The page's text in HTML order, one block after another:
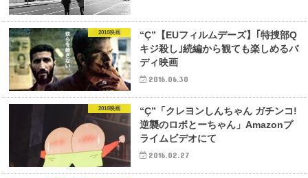
2016映画
“Ç”【EUフィルムデーズ】｢特捜部Q
キジ殺し｣続編から観ても楽しめるバ
ディ映画
2016.06.30
2016映画
“Ç”「クレヨンしんちゃん ガチンコ!
逆襲のロボとーちゃん」Amazonプ
ライムビデオにて
2016.02.27